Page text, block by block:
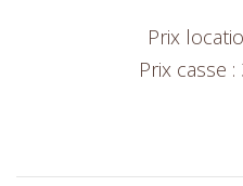
Prix
Prix casse :